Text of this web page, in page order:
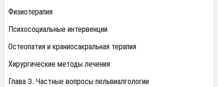
Физиотерапия
Психосоциальные интервенции
Остеопатия и краниосакральная терапия
Хирургические методы лечения
Глава 3. Частные вопросы пельвиалгологии